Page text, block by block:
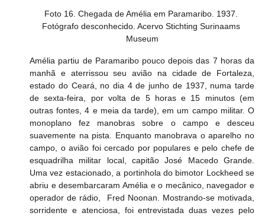
Foto 16. Chegada de Amélia em Paramaribo. 1937.
Fotógrafo desconhecido. Acervo Stichting Surinaams
Museum
Amélia partiu de Paramaribo pouco depois das 7 horas da
manhã e aterrissou seu avião na cidade de Fortaleza,
estado do Ceará, no dia 4 de junho de 1937, numa tarde
de sexta-feira, por volta de 5 horas e 15 minutos (em
outras fontes, 4 e meia da tarde), em um campo militar. O
monoplano fez manobras sobre o campo e desceu
suavemente na pista. Enquanto manobrava o aparelho no
campo, o avião foi cercado por populares e pelo chefe de
esquadrilha militar local, capitão José Macedo Grande.
Uma vez estacionado, a portinhola do bimotor Lockheed se
abriu e desembarcaram Amélia e o mecânico, navegador e
operador de rádio,  Fred Noonan. Mostrando-se motivada,
sorridente e atenciosa, foi entrevistada duas vezes pelo